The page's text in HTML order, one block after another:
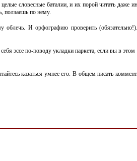
словесные баталии, и их порой читать даже
ползаешь по нему.
И орфографию проверить
эссе по-поводу укладки паркета, если вы в
казаться умнее его. В общем писать